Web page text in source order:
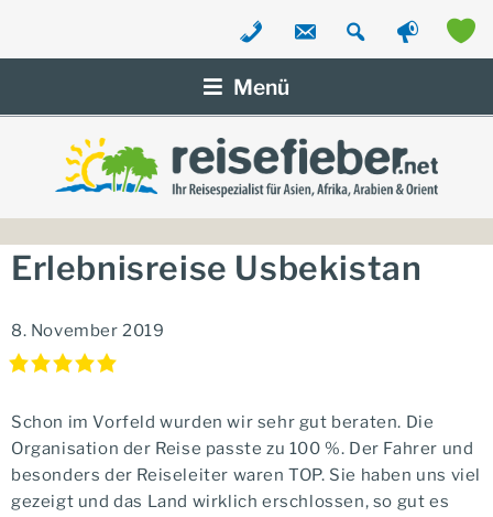
Zum
Menü
Erlebnisreise Usbekistan
8. November 2019
Schon im Vorfeld wurden wir sehr gut beraten. Die
Organisation der Reise passte zu 100 %. Der Fahrer und
besonders der Reiseleiter waren TOP. Sie haben uns viel
gezeigt und das Land wirklich erschlossen, so gut es